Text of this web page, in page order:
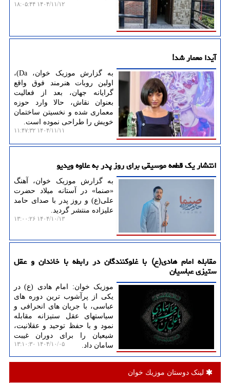
۱۴۰۴/۱۱/۱۲ ۱۸:۰۵:۴۴
آیدا معمار شد!
به گزارش موزیک خوان، Da)،
اولین روبات هنرمند فوق واقع
گرایانه جهان، بعد از فعالیت
بعنوان نقاش، حالا وارد حوزه
معماری شده و نخسیتن ساختمان
خویش را طراحی نموده است.
۱۴۰۴/۱۱/۱۱ ۱۱:۴۷:۳۲
انتشار یک قطعه موسیقی برای روز پدر به علاوه ویدیو
به گزارش موزیک خوان، آهنگ
«صنما» در آستانه میلاد حضرت
علی(ع) و روز پدر با صدای حامد
علیزاده منتشر گردید.
۱۴۰۴/۱۰/۱۳ ۱۳:۰۰:۲۶
مقابله امام هادی(ع) با غلوکنندگان در رابطه با خاندان و عقل
ستیزی عباسیان
موزیک خوان: امام هادی (ع) در
یکی از پرآشوب ترین دوره های
عباسی، با جریان های انحرافی و
سیاستهای عقل ستیزانه مقابله
نمود و با حفظ توحید و عقلانیت،
شیعیان را برای دوران غیبت
سامان داد.
۱۴۰۴/۱۰/۰۵ ۱۳:۱۰:۳۰
لینک دوستان موزیك خوان